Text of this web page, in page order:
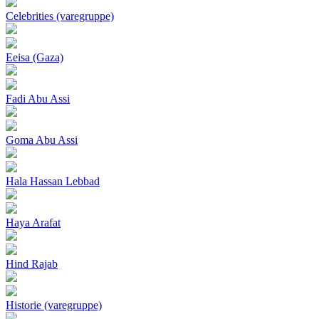
Celebrities (varegruppe)
Eeisa (Gaza)
Fadi Abu Assi
Goma Abu Assi
Hala Hassan Lebbad
Haya Arafat
Hind Rajab
Historie (varegruppe)